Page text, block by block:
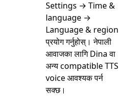
Settings → Time &
language →
Language & region
प्रयोग गर्नुहोस्। नेपाली
आवाजका लागि Dina वा
अन्य compatible TTS
voice आवश्यक पर्न
सक्छ।